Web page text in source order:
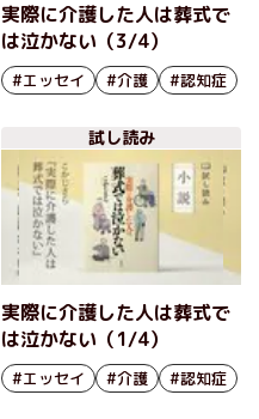
実際に介護した人は葬式で
は泣かない（3/4）
#エッセイ #介護 #認知症
試し読み
実際に介護した人は葬式で
は泣かない（1/4）
#エッセイ #介護 #認知症